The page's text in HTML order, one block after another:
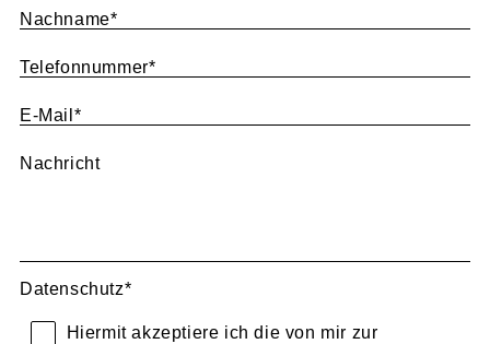
Nachname*
Telefonnummer*
E-Mail *
Nachricht
Datenschutz*